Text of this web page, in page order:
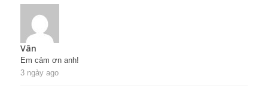
Vân
Em cảm ơn anh!
3 ngày ago